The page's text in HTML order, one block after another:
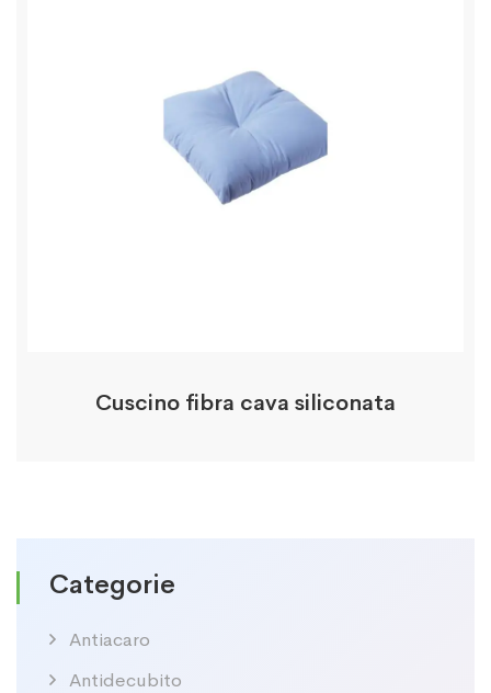
Categorie
Antiacaro
Antidecubito
Cuscino fibra cava siliconata